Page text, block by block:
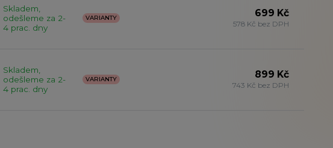
Skladem,
odešleme za 2-
4 prac. dny
VARIANTY 699 Kč
578 Kč bez DPH
Skladem,
odešleme za 2-
4 prac. dny
VARIANTY 899 Kč
743 Kč bez DPH